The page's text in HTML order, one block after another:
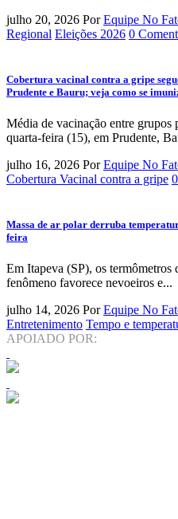
julho 20, 2026 Por Equipe No
Regional Eleições 2026 0
Cobertura vacinal contra a gripe
Prudente e Bauru; veja como se
Média de vacinação entre grupos
quarta-feira (15), em Prudente,
julho 16, 2026 Por Equipe No
Cobertura Vacinal contra a gripe
Massa de ar polar derruba
feira
Em Itapeva (SP), os termômetros
fenômeno favorece nevoeiros e...
julho 14, 2026 Por Equipe No
Entretenimento Tempo e
APOIADO POR: